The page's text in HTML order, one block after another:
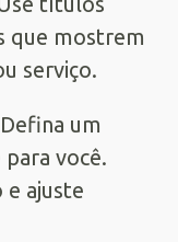
que mostrem
serviço.
um
você.
ajuste